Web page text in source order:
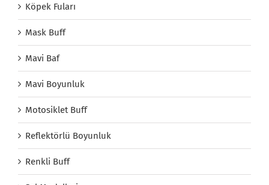
Köpek Fuları
Mask Buff
Mavi Baf
Mavi Boyunluk
Motosiklet Buff
Reflektörlü Boyunluk
Renkli Buff